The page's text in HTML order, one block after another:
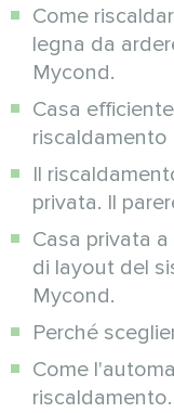
Come
legna da
Mycond.
Casa
riscaldamento
Il
privata. Il
Casa privata
di layout del
Mycond.
Perché
Come